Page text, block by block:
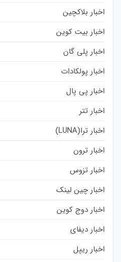
اخبار بلاکچین
اخبار بیت کوین
اخبار پلی گان
اخبار پولکادات
اخبار پی پال
اخبار تتر
اخبار ترا(LUNA)
اخبار ترون
اخبار تزوس
اخبار چین لینک
اخبار دوج کوین
اخبار دیفای
اخبار ریپل